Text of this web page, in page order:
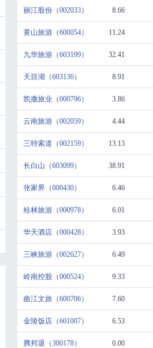
丽江股份（002033） 8.66
黄山旅游（600054） 11.24
九华旅游（603199） 32.41
天目湖（603136） 8.91
凯撒旅业（000796） 3.86
云南旅游（002059） 4.44
三特索道（002159） 13.13
长白山（603099） 38.91
张家界（000430） 6.46
桂林旅游（000978） 6.01
华天酒店（000428） 3.93
三峡旅游（002627） 6.49
岭南控股（000524） 9.33
曲江文旅（600706） 7.60
金陵饭店（601007） 6.53
腾邦退（300178） 0.00